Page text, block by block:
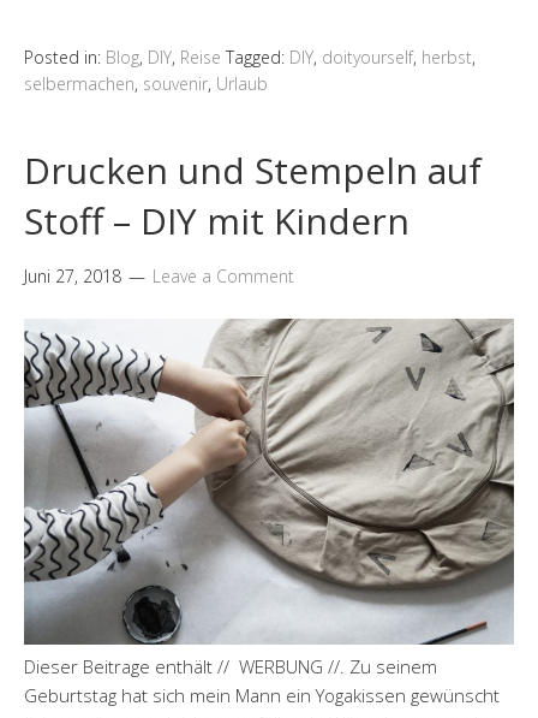
Posted in: Blog, DIY, Reise Tagged: DIY, doityourself, herbst,
selbermachen, souvenir, Urlaub
Drucken und Stempeln auf
Stoff – DIY mit Kindern
Juni 27, 2018 Leave a Comment
Dieser Beitrage enthält // WERBUNG //. Zu seinem
Geburtstag hat sich mein Mann ein Yogakissen gewünscht